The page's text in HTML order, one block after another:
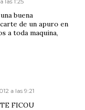
buena
de un apuro en
a toda maquina,
a las 9:21
FICOU